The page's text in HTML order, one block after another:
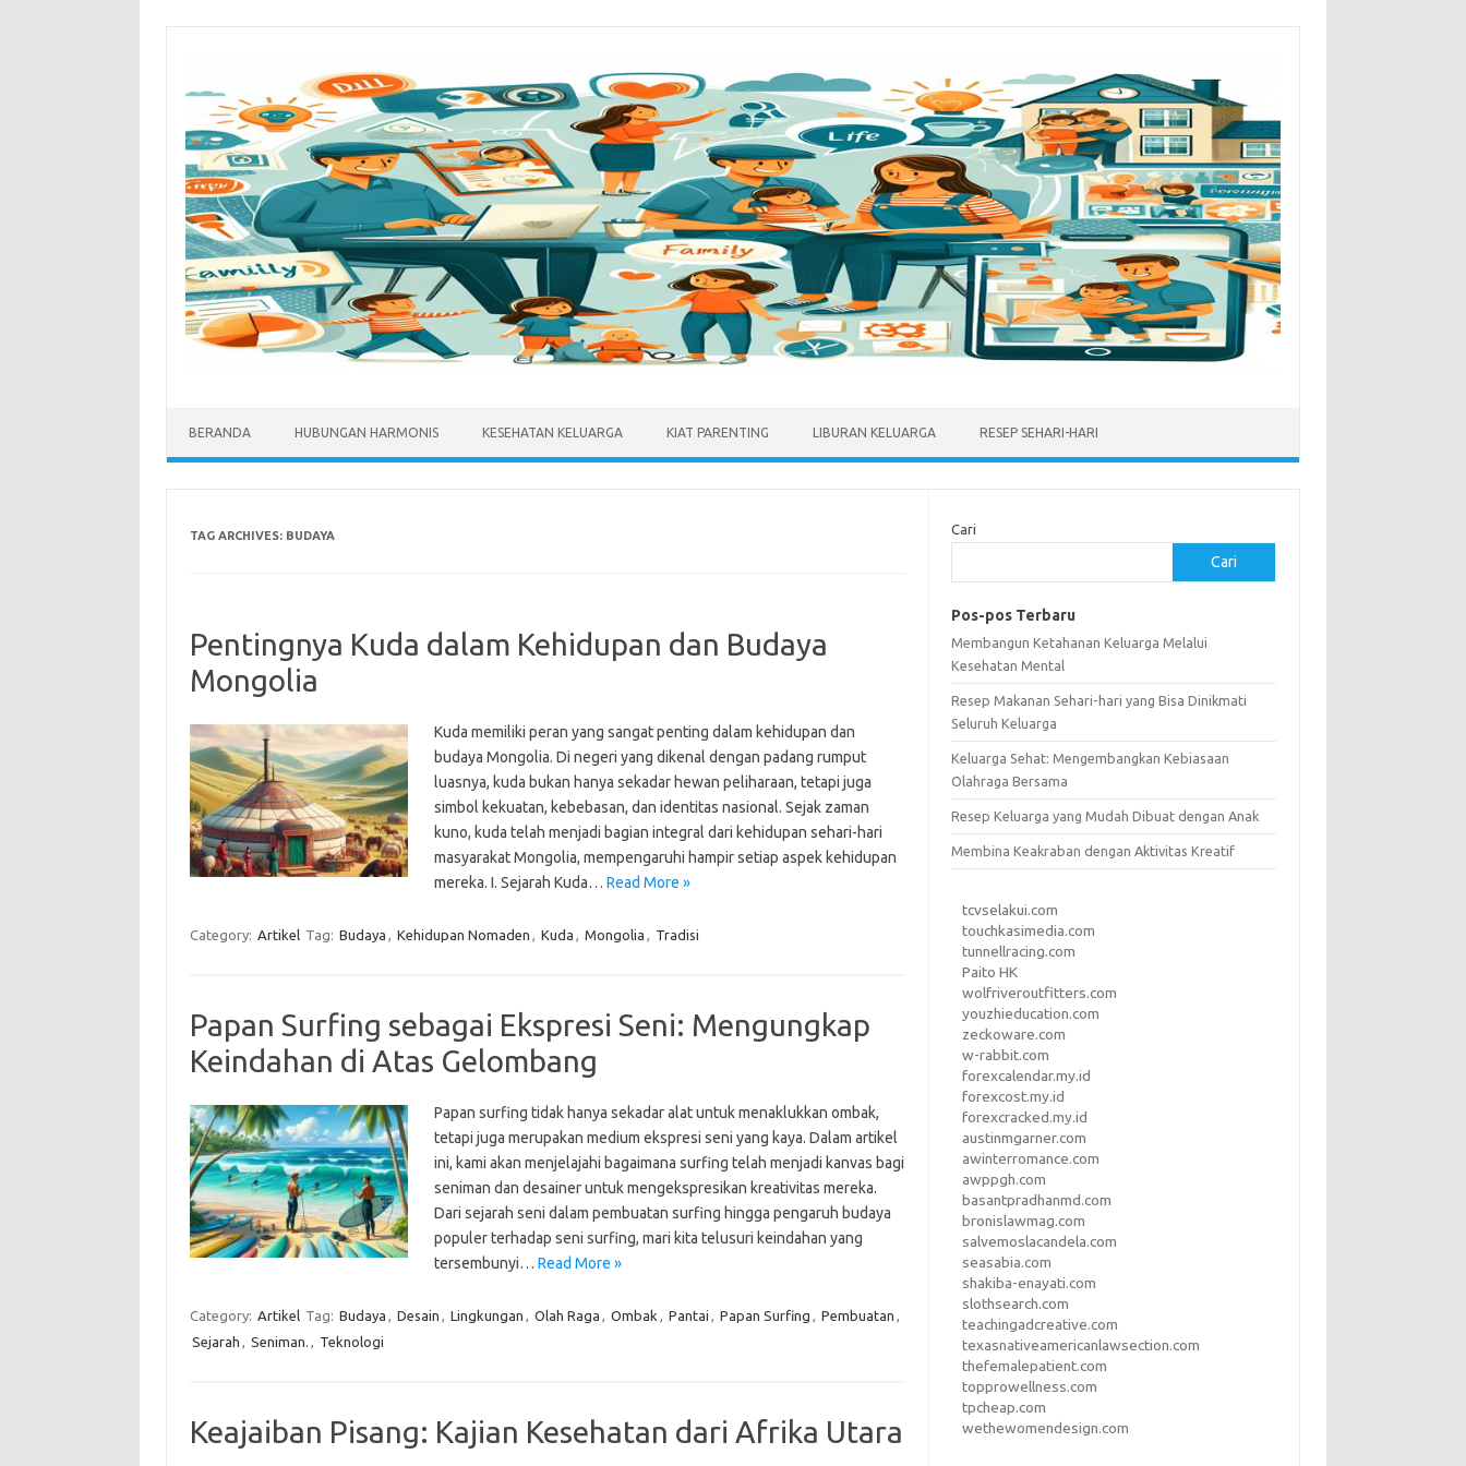
BERANDA HUBUNGAN HARMONIS KESEHATAN KELUARGA KIAT PARENTING LIBURAN KELUARGA RESEP SEHARI-HARI
TAG ARCHIVES: BUDAYA
Pentingnya Kuda dalam Kehidupan dan Budaya
Mongolia
Kuda memiliki peran yang sangat penting dalam kehidupan dan
budaya Mongolia. Di negeri yang dikenal dengan padang rumput
luasnya, kuda bukan hanya sekadar hewan peliharaan, tetapi juga
simbol kekuatan, kebebasan, dan identitas nasional. Sejak zaman
kuno, kuda telah menjadi bagian integral dari kehidupan sehari-hari
masyarakat Mongolia, mempengaruhi hampir setiap aspek kehidupan
mereka. I. Sejarah Kuda… Read More »
Category: Artikel Tag: Budaya , Kehidupan Nomaden , Kuda , Mongolia , Tradisi
Papan Surfing sebagai Ekspresi Seni: Mengungkap
Keindahan di Atas Gelombang
Papan surfing tidak hanya sekadar alat untuk menaklukkan ombak,
tetapi juga merupakan medium ekspresi seni yang kaya. Dalam artikel
ini, kami akan menjelajahi bagaimana surfing telah menjadi kanvas bagi
seniman dan desainer untuk mengekspresikan kreativitas mereka.
Dari sejarah seni dalam pembuatan surfing hingga pengaruh budaya
populer terhadap seni surfing, mari kita telusuri keindahan yang
tersembunyi… Read More »
Category: Artikel Tag: Budaya , Desain , Lingkungan , Olah Raga , Ombak , Pantai , Papan Surfing , Pembuatan ,
Sejarah , Seniman. , Teknologi
Keajaiban Pisang: Kajian Kesehatan dari Afrika Utara
Cari
Cari
Pos-pos Terbaru
Membangun Ketahanan Keluarga Melalui
Kesehatan Mental
Resep Makanan Sehari-hari yang Bisa Dinikmati
Seluruh Keluarga
Keluarga Sehat: Mengembangkan Kebiasaan
Olahraga Bersama
Resep Keluarga yang Mudah Dibuat dengan Anak
Membina Keakraban dengan Aktivitas Kreatif
tcvselakui.com
touchkasimedia.com
tunnellracing.com
Paito HK
wolfriveroutfitters.com
youzhieducation.com
zeckoware.com
w-rabbit.com
forexcalendar.my.id
forexcost.my.id
forexcracked.my.id
austinmgarner.com
awinterromance.com
awppgh.com
basantpradhanmd.com
bronislawmag.com
salvemoslacandela.com
seasabia.com
shakiba-enayati.com
slothsearch.com
teachingadcreative.com
texasnativeamericanlawsection.com
thefemalepatient.com
topprowellness.com
tpcheap.com
wethewomendesign.com